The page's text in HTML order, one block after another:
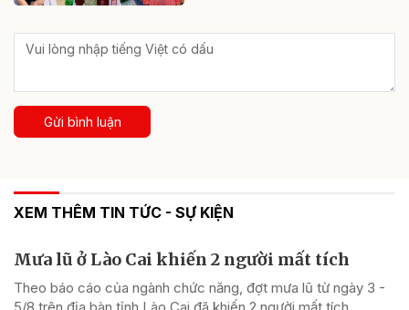
Gửi bình luận
XEM THÊM TIN TỨC - SỰ KIỆN
Mưa lũ ở Lào Cai khiến 2 người mất tích
Theo báo cáo của ngành chức năng, đợt mưa lũ từ ngày 3 -